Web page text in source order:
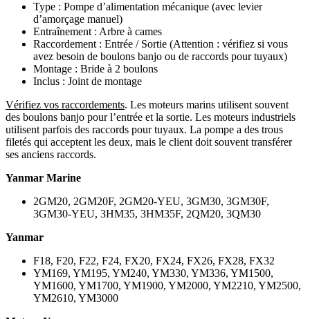
Type : Pompe d’alimentation mécanique (avec levier
d’amorçage manuel)
Entraînement : Arbre à cames
Raccordement : Entrée / Sortie (Attention : vérifiez si vous
avez besoin de boulons banjo ou de raccords pour tuyaux)
Montage : Bride à 2 boulons
Inclus : Joint de montage
Vérifiez vos raccordements. Les moteurs marins utilisent souvent
des boulons banjo pour l’entrée et la sortie. Les moteurs industriels
utilisent parfois des raccords pour tuyaux. La pompe a des trous
filetés qui acceptent les deux, mais le client doit souvent transférer
ses anciens raccords.
Yanmar Marine
2GM20, 2GM20F, 2GM20-YEU, 3GM30, 3GM30F,
3GM30-YEU, 3HM35, 3HM35F, 2QM20, 3QM30
Yanmar
F18, F20, F22, F24, FX20, FX24, FX26, FX28, FX32
YM169, YM195, YM240, YM330, YM336, YM1500,
YM1600, YM1700, YM1900, YM2000, YM2210, YM2500,
YM2610, YM3000